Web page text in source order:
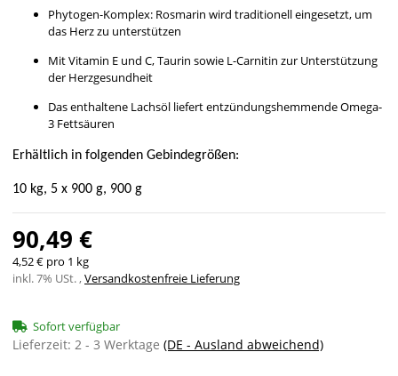
Phytogen-Komplex: Rosmarin wird traditionell eingesetzt, um
das Herz zu unterstützen
Mit Vitamin E und C, Taurin sowie L-Carnitin zur Unterstützung
der Herzgesundheit
Das enthaltene Lachsöl liefert entzündungshemmende Omega-
3 Fettsäuren
Erhältlich in folgenden Gebindegrößen:
10 kg, 5 x 900 g, 900 g
90,49 €
4,52 € pro 1 kg
inkl. 7% USt. ,Versandkostenfreie Lieferung
Sofort verfügbar
Lieferzeit: 2 - 3 Werktage (DE - Ausland abweichend)